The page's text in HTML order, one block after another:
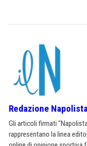
Redazione
Gli articoli firmati
rappresentano la linea